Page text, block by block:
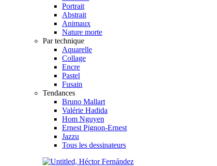
Portrait
Abstrait
Animaux
Nature morte
Par technique
Aquarelle
Collage
Encre
Pastel
Fusain
Tendances
Bruno Mallart
Valérie Hadida
Hom Nguyen
Ernest Pignon-Ernest
Jazzu
Tous les dessinateurs